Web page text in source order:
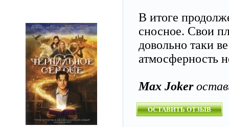
В итоге
сносное. Свои
довольно таки
атмосферность
Max Joker
ОСТАВИТЬ ОТЗЫВ